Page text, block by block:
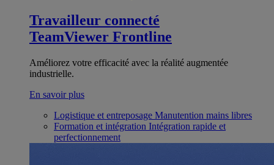
Travailleur connecté
TeamViewer Frontline
Améliorez votre efficacité avec la réalité augmentée
industrielle.
En savoir plus
Logistique et entreposage Manutention mains libres
Formation et intégration Intégration rapide et
perfectionnement